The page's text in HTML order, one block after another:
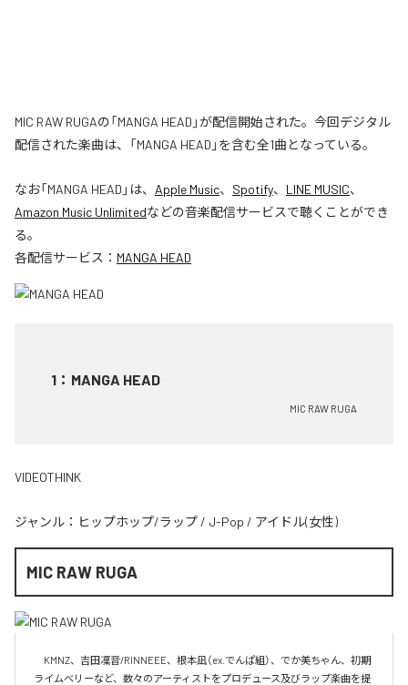
MIC RAW RUGAの「MANGA HEAD」が配信開始された。今回デジタル
配信された楽曲は、「MANGA HEAD」を含む全1曲となっている。
なお「MANGA HEAD 」は、 Apple Music、 Spotify、 LINE MUSIC、
Amazon Music Unlimitedなどの音楽配信サービスで聴くことができ
る。
各配信サービス： MANGA HEAD
1 ： MANGA HEAD
MIC RAW RUGA
VIDEOTHINK
ジャンル： ヒップホップ/ラップ / J-Pop / アイドル(女性)
MIC RAW RUGA
KMNZ、吉田凜音/RINNEEE、根本凪（ex.でんぱ組）、でか美ちゃん、初期
ライムベリーなど、数々のアーティストをプロデュース及びラップ楽曲を提